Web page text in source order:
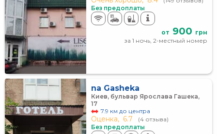
Без предоплаты
от 900 грн
за 1 ночь, 2-местный номер
na Gasheka
Киев, бульвар Ярослава Гашека,
17
7.9 км до центра
Оценка, 6.7
(4 отзыва)
Без предоплаты